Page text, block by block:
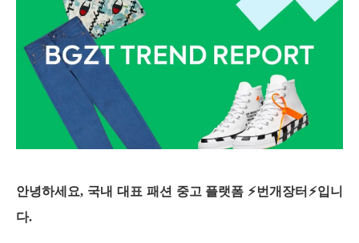
안녕하세요, 국내 대표 패션 중고 플랫폼 ⚡번개장터⚡입니
다.